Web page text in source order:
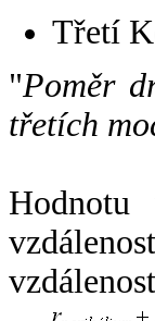
Třetí
"Poměr
třetích
Hodnotu